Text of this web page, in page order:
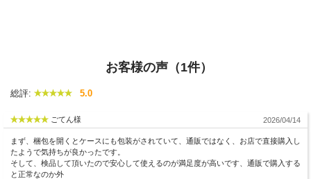
お客様の声（1件）
総評: 5.0
ごてん様 2026/04/14
まず、梱包を開くとケースにも包装がされていて、通販ではなく、お店で直接購入し
たようで気持ちが良かったです。
そして、検品して頂いたので安心して使えるのが満足度が高いです、通販で購入する
と正常なのか外